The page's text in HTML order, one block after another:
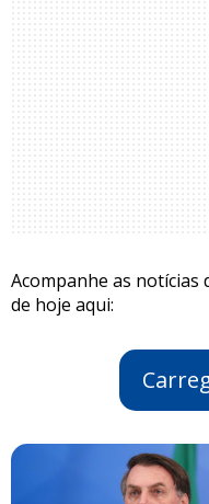
Acompanhe as
de hoje aqui: